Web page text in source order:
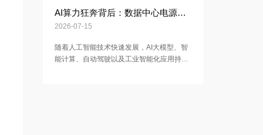
为推动智能化发展的重要力量。 相比传统机
械设备，现代机器人不仅具备运动控制能
制芯片、精密传感器、通信模块、电机驱动
系统以及电源管理单元等。随着机器人功能
AI算力狂奔背后：数据中心电源系统迎来新挑战
2026-07-15
随着人工智能技术快速发展，AI大模型、智
能计算、自动驾驶以及工业智能化应用持续